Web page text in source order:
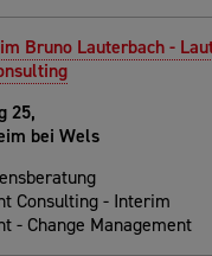
Bruno Lauterbach -
25,
bei Wels
Consulting - Interim
- Change Management